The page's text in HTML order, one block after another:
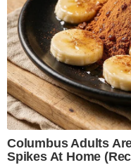
Columbus Adults
Spikes At Home